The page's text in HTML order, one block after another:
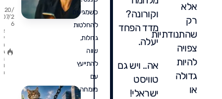
אלא
רק
שהתנודתיות
צפויה
להיות
גדולה
או
וקורונה?
מדד הפחד
יעלה.
אה.. ויש גם
טוויסט
ישראלי!
כשמגיעים
להחלטות
גדולות,
שווה
להתייעץ
עם
מומחה.
למה
20/
07/2
6
א
ין
ת
גו
ב
ו
ת